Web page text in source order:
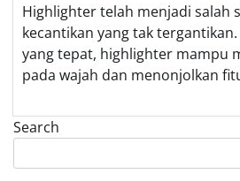
Highlighter telah menjadi salah
kecantikan yang tak
yang tepat, highlighter mampu
pada wajah dan menonjolkan
Search